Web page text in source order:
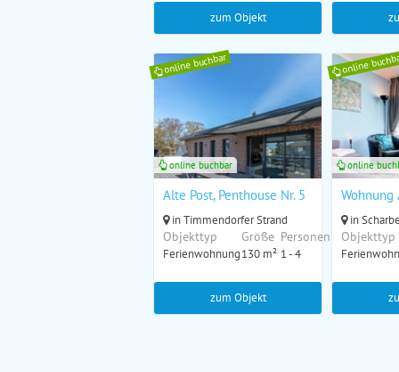
zum Objekt
online buchbar
Alte Post, Penthouse Nr. 5
in Timmendorfer Strand
Objekttyp
Ferienwohnung
Größe
130 m²
Personen
1 - 4
online buchbar
zum Objekt
online
Wohnung
in
Objekttyp
online